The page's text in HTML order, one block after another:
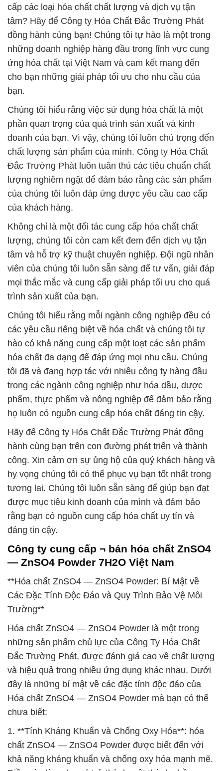
cấp các loại hóa chất chất lượng và dịch vụ tận
tâm? Hãy để Công ty Hóa Chất Đắc Trường Phát
đồng hành cùng bạn! Chúng tôi tự hào là một trong
những doanh nghiệp hàng đầu trong lĩnh vực cung
ứng hóa chất tại Việt Nam và cam kết mang đến
cho bạn những giải pháp tối ưu cho nhu cầu của
bạn.
Chúng tôi hiểu rằng việc sử dụng hóa chất là một
phần quan trọng của quá trình sản xuất và kinh
doanh của bạn. Vì vậy, chúng tôi luôn chú trọng đến
chất lượng sản phẩm của mình. Công ty Hóa Chất
Đắc Trường Phát luôn tuân thủ các tiêu chuẩn chất
lượng nghiêm ngặt để đảm bảo rằng các sản phẩm
của chúng tôi luôn đáp ứng được yêu cầu cao cấp
của khách hàng.
Không chỉ là một đối tác cung cấp hóa chất chất
lượng, chúng tôi còn cam kết đem đến dịch vụ tận
tâm và hỗ trợ kỹ thuật chuyên nghiệp. Đội ngũ nhân
viên của chúng tôi luôn sẵn sàng để tư vấn, giải đáp
mọi thắc mắc và cung cấp giải pháp tối ưu cho quá
trình sản xuất của bạn.
Chúng tôi hiểu rằng mỗi ngành công nghiệp đều có
các yêu cầu riêng biệt về hóa chất và chúng tôi tự
hào có khả năng cung cấp một loạt các sản phẩm
hóa chất đa dạng để đáp ứng mọi nhu cầu. Chúng
tôi đã và đang hợp tác với nhiều công ty hàng đầu
trong các ngành công nghiệp như hóa dầu, dược
phẩm, thực phẩm và nông nghiệp để đảm bảo rằng
họ luôn có nguồn cung cấp hóa chất đáng tin cậy.
Hãy để Công ty Hóa Chất Đắc Trường Phát đồng
hành cùng bạn trên con đường phát triển và thành
công. Xin cảm ơn sự ủng hộ của quý khách hàng và
hy vọng chúng tôi có thể phục vụ bạn tốt nhất trong
tương lai. Chúng tôi luôn sẵn sàng để giúp bạn đạt
được mục tiêu kinh doanh của mình và đảm bảo
rằng bạn có nguồn cung cấp hóa chất uy tín và
đáng tin cậy.
Công ty cung cấp ¬ bán hóa chất ZnSO4
— ZnSO4 Powder 7H2O Việt Nam
**Hóa chất ZnSO4 — ZnSO4 Powder: Bí Mật về
Các Đặc Tính Độc Đáo và Quy Trình Bảo Vệ Môi
Trường**
Hóa chất ZnSO4 — ZnSO4 Powder là một trong
những sản phẩm chủ lực của Công Ty Hóa Chất
Đắc Trường Phát, được đánh giá cao về chất lượng
và hiệu quả trong nhiều ứng dụng khác nhau. Dưới
đây là những bí mật về các đặc tính độc đáo của
Hóa chất ZnSO4 — ZnSO4 Powder mà bạn có thể
chưa biết:
1. **Tính Kháng Khuẩn và Chống Oxy Hóa**: hóa
chất ZnSO4 — ZnSO4 Powder được biết đến với
khả năng kháng khuẩn và chống oxy hóa mạnh mẽ.